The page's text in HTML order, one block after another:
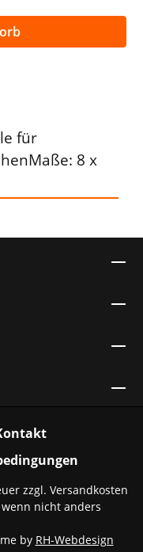
für
8 x
zzgl. Versandkosten
nicht anders
by RH-Webdesign